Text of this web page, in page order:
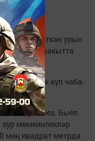
чистарткан урын
Моны бер вакытта
артык күп ча­ба­
өлгермибез. Быел
мөмкинлекләр
мең квадрат метрда